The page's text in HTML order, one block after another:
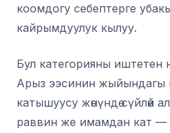
коомдогу себептерге
кайрымдуулук кылуу.
Бул категорияны
Арыз ээсинин жыйындагы
катышуусу жөнүндө сүйлөй
раввин же имамдан кат —